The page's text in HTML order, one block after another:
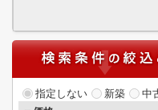
指定しない 新築
中